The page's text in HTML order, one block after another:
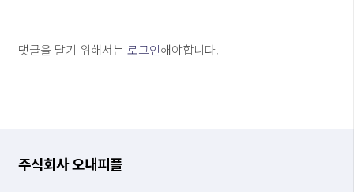
댓글을 달기 위해서는 로그인해야합니다.
주식회사 오내피플